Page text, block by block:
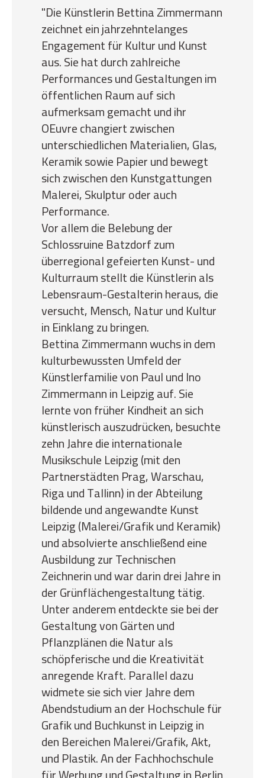
"Die Künstlerin Bettina Zimmermann
zeichnet ein jahrzehntelanges
Engagement für Kultur und Kunst
aus. Sie hat durch zahlreiche
Performances und Gestaltungen im
öffentlichen Raum auf sich
aufmerksam gemacht und ihr
OEuvre changiert zwischen
unterschiedlichen Materialien, Glas,
Keramik sowie Papier und bewegt
sich zwischen den Kunstgattungen
Malerei, Skulptur oder auch
Performance.
Vor allem die Belebung der
Schlossruine Batzdorf zum
überregional gefeierten Kunst- und
Kulturraum stellt die Künstlerin als
Lebensraum-Gestalterin heraus, die
versucht, Mensch, Natur und Kultur
in Einklang zu bringen.
Bettina Zimmermann wuchs in dem
kulturbewussten Umfeld der
Künstlerfamilie von Paul und Ino
Zimmermann in Leipzig auf. Sie
lernte von früher Kindheit an sich
künstlerisch auszudrücken, besuchte
zehn Jahre die internationale
Musikschule Leipzig (mit den
Partnerstädten Prag, Warschau,
Riga und Tallinn) in der Abteilung
bildende und angewandte Kunst
Leipzig (Malerei/Grafik und Keramik)
und absolvierte anschließend eine
Ausbildung zur Technischen
Zeichnerin und war darin drei Jahre in
der Grünflächengestaltung tätig.
Unter anderem entdeckte sie bei der
Gestaltung von Gärten und
Pflanzplänen die Natur als
schöpferische und die Kreativität
anregende Kraft. Parallel dazu
widmete sie sich vier Jahre dem
Abendstudium an der Hochschule für
Grafik und Buchkunst in Leipzig in
den Bereichen Malerei/Grafik, Akt,
und Plastik. An der Fachhochschule